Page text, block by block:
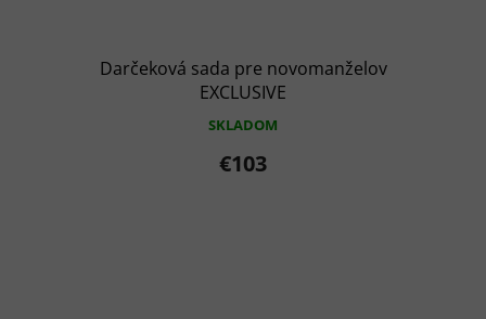
Darčeková sada pre novomanželov
EXCLUSIVE
SKLADOM
€103